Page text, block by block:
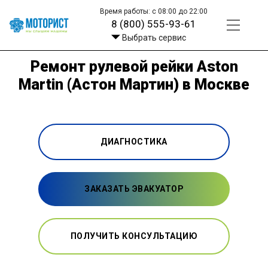
Время работы: с 08:00 до 22:00
8 (800) 555-93-61
Выбрать сервис
Ремонт рулевой рейки Aston
Martin (Астон Мартин) в Москве
ДИАГНОСТИКА
ЗАКАЗАТЬ ЭВАКУАТОР
ПОЛУЧИТЬ КОНСУЛЬТАЦИЮ